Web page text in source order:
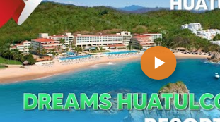
▶